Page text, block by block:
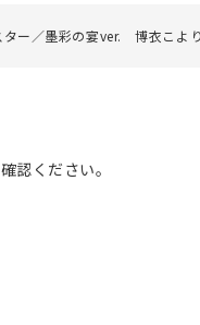
ー／墨彩の宴ver. 博衣こより
認ください。